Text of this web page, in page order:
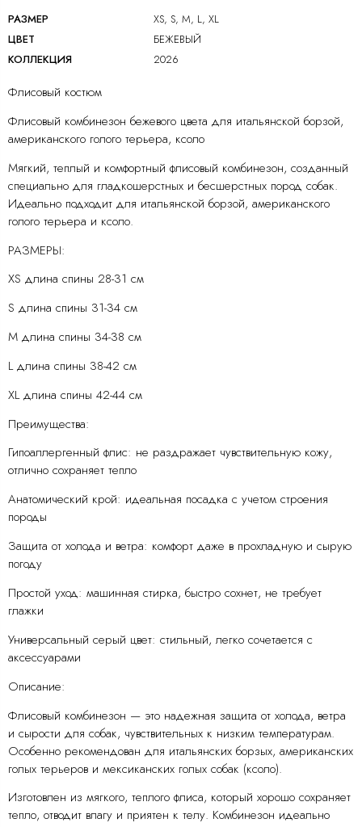
РАЗМЕР
XS, S, M, L, XL
ЦВЕТ
БЕЖЕВЫЙ
КОЛЛЕКЦИЯ
2026
Флисовый костюм
Флисовый комбинезон бежевого цвета для итальянской борзой,
американского голого терьера, ксоло
Мягкий, теплый и комфортный флисовый комбинезон, созданный
специально для гладкошерстных и бесшерстных пород собак.
Идеально подходит для итальянской борзой, американского
голого терьера и ксоло.
РАЗМЕРЫ:
XS длина спины 28-31 см
S длина спины 31-34 см
M длина спины 34-38 см
L длина спины 38-42 см
XL длина спины 42-44 см
Преимущества:
Гипоаллергенный флис: не раздражает чувствительную кожу,
отлично сохраняет тепло
Анатомический крой: идеальная посадка с учетом строения
породы
Защита от холода и ветра: комфорт даже в прохладную и сырую
погоду
Простой уход: машинная стирка, быстро сохнет, не требует
глажки
Универсальный серый цвет: стильный, легко сочетается с
аксессуарами
Описание:
Флисовый комбинезон — это надежная защита от холода, ветра
и сырости для собак, чувствительных к низким температурам.
Особенно рекомендован для итальянских борзых, американских
голых терьеров и мексиканских голых собак (ксоло).
Изготовлен из мягкого, теплого флиса, который хорошо сохраняет
тепло, отводит влагу и приятен к телу. Комбинезон идеально